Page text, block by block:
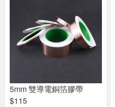
5mm 雙導電銅箔膠帶
$115